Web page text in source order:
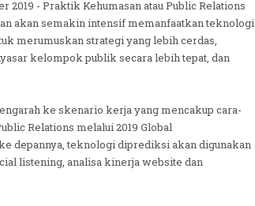
2019 - Praktik Kehumasan atau Public Relations
akan semakin intensif memanfaatkan teknologi
merumuskan strategi yang lebih cerdas,
kelompok publik secara lebih tepat, dan
ke skenario kerja yang mencakup cara-
Relations melalui 2019 Global
depannya, teknologi diprediksi akan digunakan
listening, analisa kinerja website dan